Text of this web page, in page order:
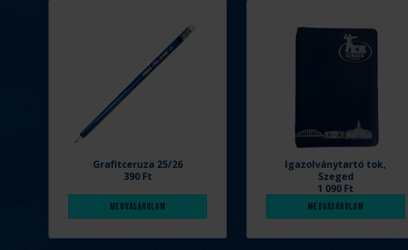
Grafitceruza 25/26
390 Ft
Megvásárolom
Igazolványtartó tok,
Szeged
1 090 Ft
Megvásárolom